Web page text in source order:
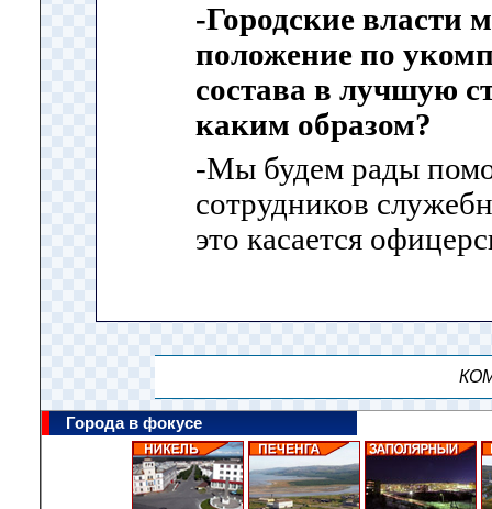
-Городские власти
положение по
состава в лучшую
каким образом?
-Мы будем рады
сотрудников
это касается
Города в фокусе